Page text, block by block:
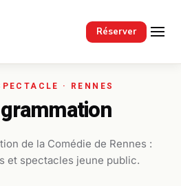
Réserver
de la Comédie de Rennes :
et spectacles jeune public.